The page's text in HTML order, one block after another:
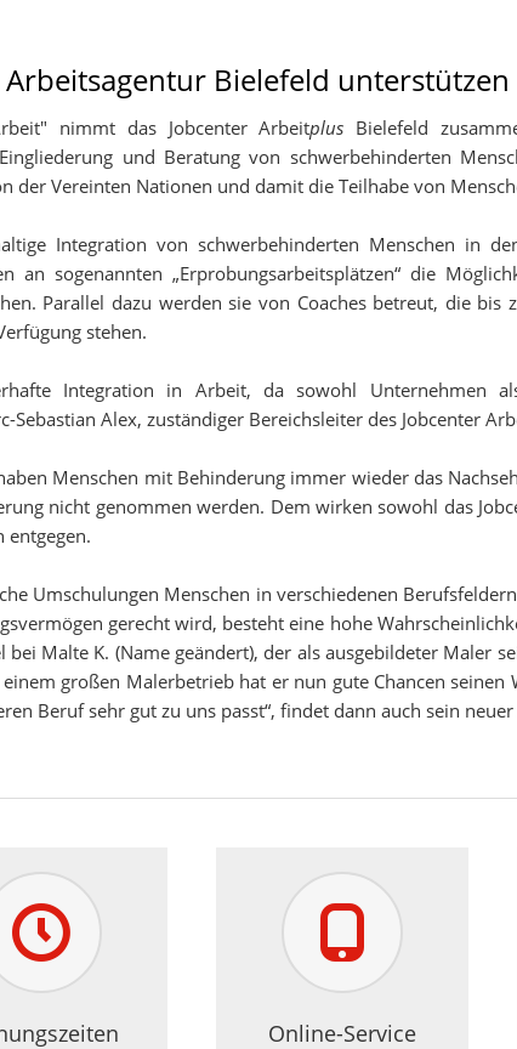
Bielefeld
nimmt das Jobcenter Arbeitplus Bielefeld
und Beratung von schwerbehinderten
der Vereinten Nationen und damit die Teilhabe von
Integration von schwerbehinderten Menschen in
an sogenannten „Erprobungsarbeitsplätzen“ die
Parallel dazu werden sie von Coaches betreut, die
stehen.
Integration in Arbeit, da sowohl Unternehmen
Alex, zuständiger Bereichsleiter des Jobcenter
Menschen mit Behinderung immer wieder das
nicht genommen werden. Dem wirken sowohl das
Umschulungen Menschen in verschiedenen
gerecht wird, besteht eine hohe
Malte K. (Name geändert), der als ausgebildeter Maler
großen Malerbetrieb hat er nun gute Chancen seinen
Beruf sehr gut zu uns passt“, findet dann auch sein
Online-Service